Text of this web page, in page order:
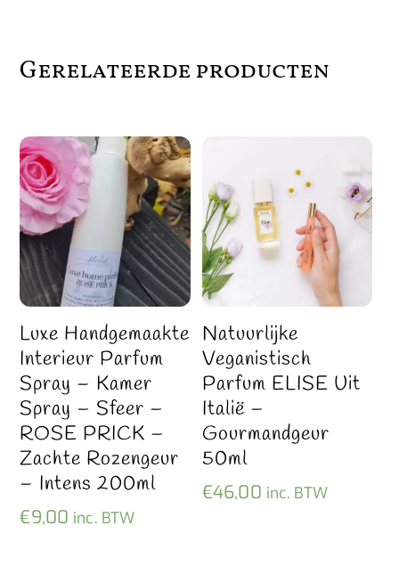
Gerelateerde producten
Luxe Handgemaakte
Interieur Parfum
Spray – Kamer
Spray – Sfeer –
ROSE PRICK –
Zachte Rozengeur
– Intens 200ml
€9,00 inc. BTW
Natuurlijke
Veganistisch
Parfum ELISE Uit
Italië –
Gourmandgeur
50ml
€46,00 inc. BTW